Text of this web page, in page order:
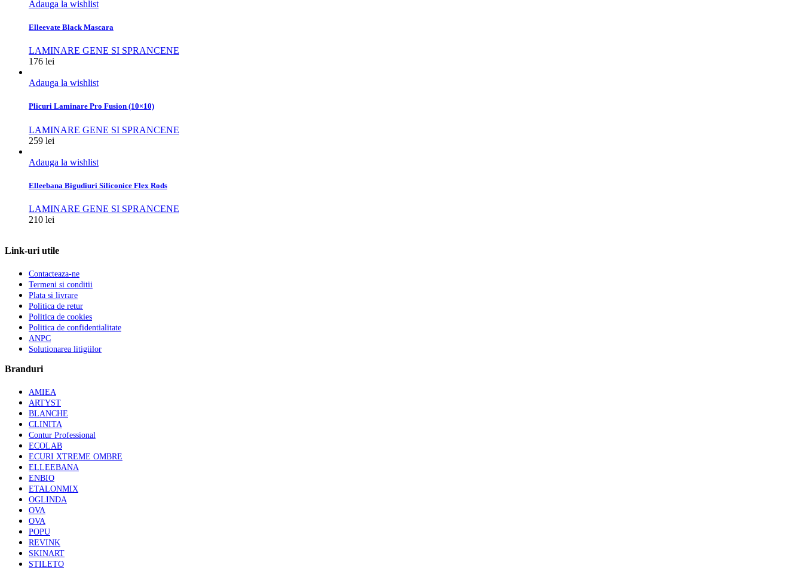
Adauga la wishlist
Elleevate Black Mascara
LAMINARE GENE SI SPRANCENE
176 lei
Adauga la wishlist
Plicuri Laminare Pro Fusion (10×10)
LAMINARE GENE SI SPRANCENE
259 lei
Adauga la wishlist
Elleebana Bigudiuri Siliconice Flex Rods
LAMINARE GENE SI SPRANCENE
210 lei
Link-uri utile
Contacteaza-ne
Termeni si conditii
Plata si livrare
Politica de retur
Politica de cookies
Politica de confidentialitate
ANPC
Solutionarea litigiilor
Branduri
AMIEA
ARTYST
BLANCHE
CLINITA
Contur Professional
ECOLAB
ECURI XTREME OMBRE
ELLEEBANA
ENBIO
ETALONMIX
OGLINDA
OVA
OVA
POPU
REVINK
SKINART
STILETO